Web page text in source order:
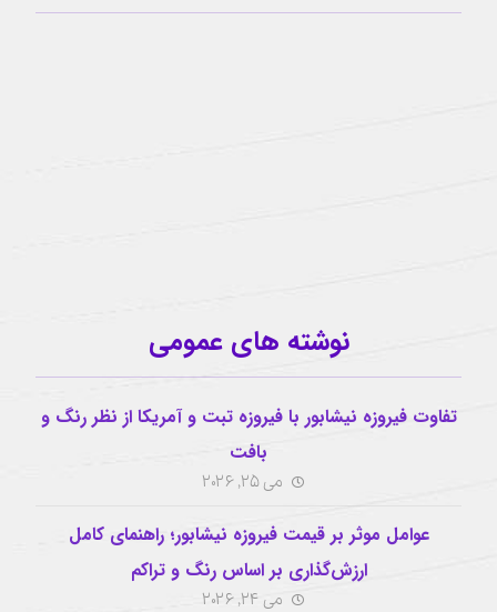
نوشته های عمومی
تفاوت فیروزه نیشابور با فیروزه تبت و آمریکا از نظر رنگ و
بافت
می 25, 2026
عوامل موثر بر قیمت فیروزه نیشابور؛ راهنمای کامل
ارزش‌گذاری بر اساس رنگ و تراکم
می 24, 2026